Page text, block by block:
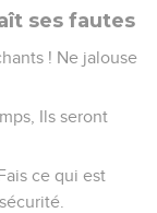
ses fautes
! Ne jalouse
Ils seront
ce qui est